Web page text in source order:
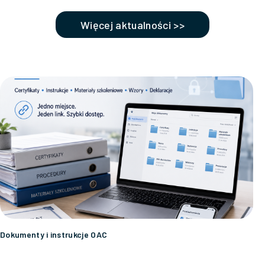
Więcej aktualności >>
Dokumenty i instrukcje OAC